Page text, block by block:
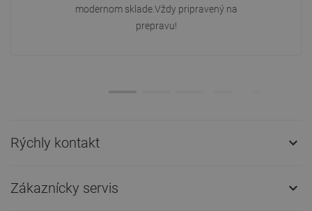
modernom sklade.Vždy pripravený na
prepravu!
Rýchly kontakt 
Zákaznícky servis 